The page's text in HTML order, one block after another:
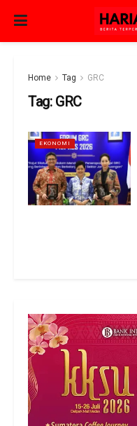
Home Tag GRC
Tag: GRC
EKONOMI